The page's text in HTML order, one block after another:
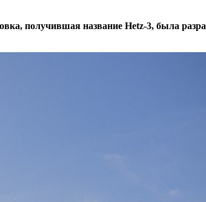
получившая название Hetz-3, была